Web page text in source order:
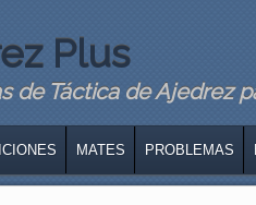
Plus
de Táctica de Ajedrez
CONTENT
CONTENT
MATES PROBLEMAS